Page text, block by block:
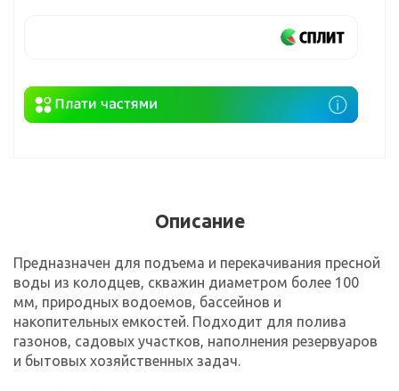
Описание
Предназначен для подъема и перекачивания пресной
воды из колодцев, скважин диаметром более 100
мм, природных водоемов, бассейнов и
накопительных емкостей. Подходит для полива
газонов, садовых участков, наполнения резервуаров
и бытовых хозяйственных задач.